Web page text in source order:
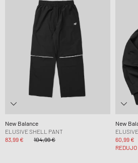
New Balance
ELUSIVE SHELL PANT
83,99 €
104,99 €
New
60,99 €